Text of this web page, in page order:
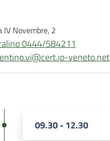
IV Novembre, 2
0444/584211
veneto.net
09.30 - 12.30